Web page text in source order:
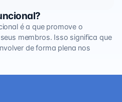
é a que promove o
membros. Isso significa que
de forma plena nos